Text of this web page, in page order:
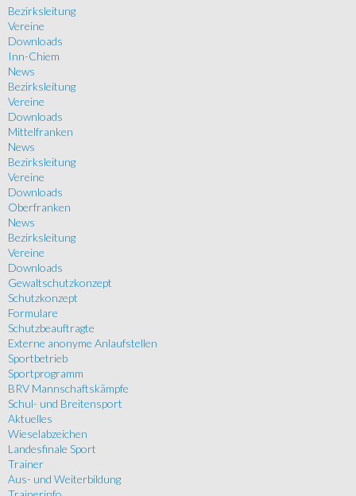
Bezirksleitung
Vereine
Downloads
Inn-Chiem
News
Bezirksleitung
Vereine
Downloads
Mittelfranken
News
Bezirksleitung
Vereine
Downloads
Oberfranken
News
Bezirksleitung
Vereine
Downloads
Gewaltschutzkonzept
Schutzkonzept
Formulare
Schutzbeauftragte
Externe anonyme Anlaufstellen
Sportbetrieb
Sportprogramm
BRV Mannschaftskämpfe
Schul- und Breitensport
Aktuelles
Wieselabzeichen
Landesfinale Sport
Trainer
Aus- und Weiterbildung